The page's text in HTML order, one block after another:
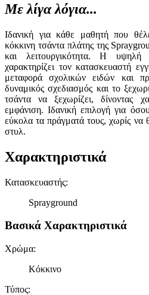
Με λίγα λόγια...
Ιδανική για κάθε μαθητή που
κόκκινη τσάντα πλάτης της
και λειτουργικότητα. Η υψηλή
χαρακτηρίζει τον κατασκευαστή
μεταφορά σχολικών ειδών και
δυναμικός σχεδιασμός και το
τσάντα να ξεχωρίζει, δίνοντας
εμφάνιση. Ιδανική επιλογή για
εύκολα τα πράγματά τους, χωρίς να
στυλ.
Χαρακτηριστικά
Κατασκευαστής:
Sprayground
Βασικά Χαρακτηριστικά
Χρώμα:
Κόκκινο
Τύπος: